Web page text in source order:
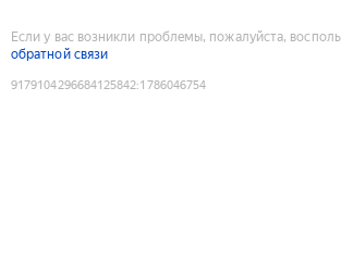
Если у вас возникли проблемы, пожалуйста,
обратной связи
9179104296684125842:1786046754